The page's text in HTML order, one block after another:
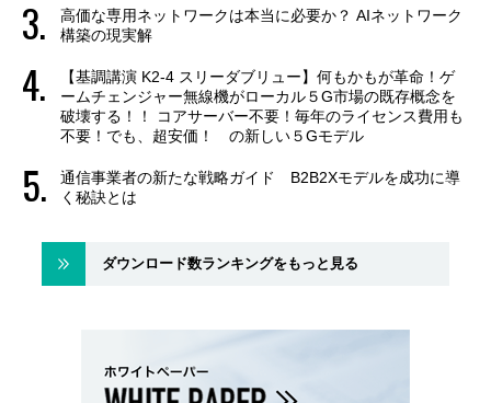
高価な専用ネットワークは本当に必要か？ AIネットワーク
構築の現実解
【基調講演 K2-4 スリーダブリュー】何もかもが革命！ゲ
ームチェンジャー無線機がローカル５G市場の既存概念を
破壊する！！ コアサーバー不要！毎年のライセンス費用も
不要！でも、超安価！ の新しい５Gモデル
通信事業者の新たな戦略ガイド B2B2Xモデルを成功に導
く秘訣とは
ダウンロード数ランキングをもっと見る